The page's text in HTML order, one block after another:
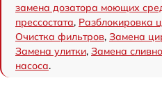
замена дозатора моющих
прессостата, Разблокировка
Очистка фильтров, Замена
Замена улитки, Замена
насоса.